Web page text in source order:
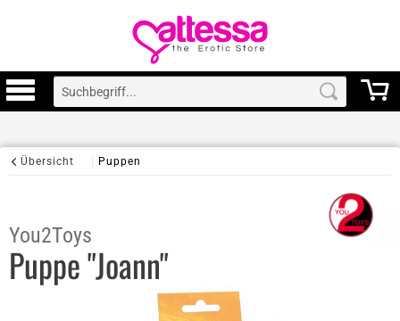
Übersicht Puppen
You2Toys
Puppe "Joann"